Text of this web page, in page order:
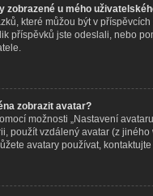
zobrazené u mého
které můžou být v
příspěvků jste odeslali, nebo
zobrazit avatar?
možnosti „Nastavení
použít vzdálený avatar (z
avatary používat,